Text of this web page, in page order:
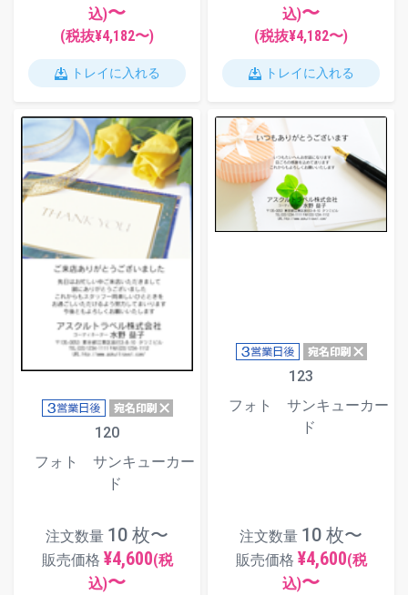
込)〜
(税抜¥4,182〜)
トレイに入れる
込)〜
(税抜¥4,182〜)
トレイに入れる
120
フォト サンキューカー
ド
注文数量 10 枚〜
販売価格 ¥4,600(税
込)〜
123
フォト サンキューカー
ド
注文数量 10 枚〜
販売価格 ¥4,600(税
込)〜